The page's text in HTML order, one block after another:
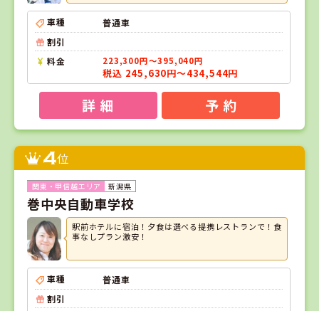
車種
普通車
割引
料金
223,300円～395,040円
税込 245,630円～434,544円
詳 細 予 約
4位
新潟県
巻中央自動車学校
駅前ホテルに宿泊！夕食は選べる提携レストランで！食
事なしプラン激安！
車種
普通車
割引